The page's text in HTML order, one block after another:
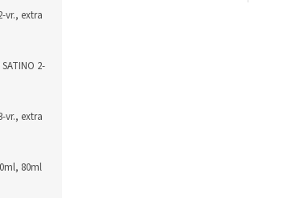
vr., extra
2-
vr., extra
80ml